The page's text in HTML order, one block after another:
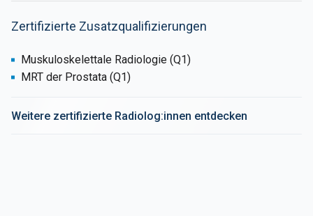
Zertifizierte Zusatzqualifizierungen
Muskuloskelettale Radiologie (Q1)
MRT der Prostata (Q1)
Weitere zertifizierte Radiolog:innen entdecken